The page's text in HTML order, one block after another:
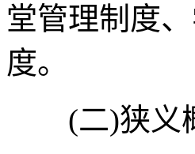
堂管理制度
度。
(二)狭义